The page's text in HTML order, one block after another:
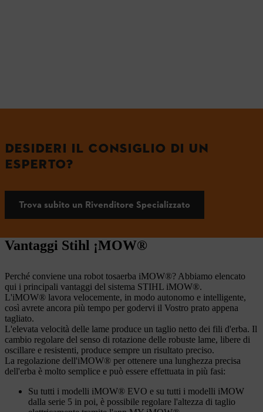
DESIDERI IL CONSIGLIO DI UN
ESPERTO?
Trova subito un Rivenditore Specializzato
Vantaggi Stihl ¡MOW®
Perché conviene una robot tosaerba iMOW®? Abbiamo elencato
qui i principali vantaggi del sistema STIHL iMOW®.
L'iMOW® lavora velocemente, in modo autonomo e intelligente,
così avrete ancora più tempo per godervi il Vostro prato appena
tagliato.
L'elevata velocità delle lame produce un taglio netto dei fili d'erba. Il
cambio regolare del senso di rotazione delle robuste lame, libere di
oscillare e resistenti, produce sempre un risultato preciso.
La regolazione dell'iMOW® per ottenere una lunghezza precisa
dell'erba è molto semplice e può essere effettuata in più fasi:
Su tutti i modelli iMOW® EVO e su tutti i modelli iMOW
dalla serie 5 in poi, è possibile regolare l'altezza di taglio